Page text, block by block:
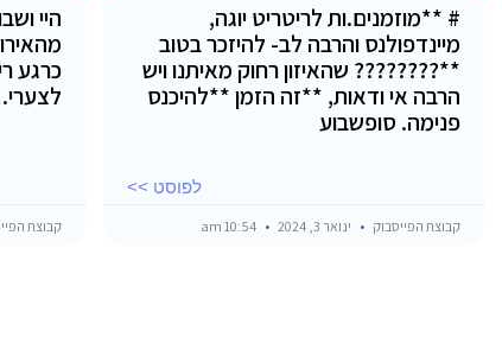
# **מוזמנים.ות לריטריט יוגה,
מיינדפולנס והרבה לב- להיזכר בטוב
**???????? שהאיזון רחוק מאיתנו ויש
הרבה אי ודאות, **זה הזמן **להיכנס
פנימה. סופשבוע
לפוסט >>
קבוצת הפייסבוק ינואר 3, 2024
היי
כרגע
קבוצת